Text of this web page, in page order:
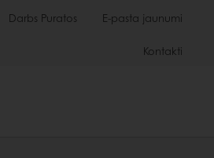
Darbs Puratos E-pasta jaunumi
Kontakti